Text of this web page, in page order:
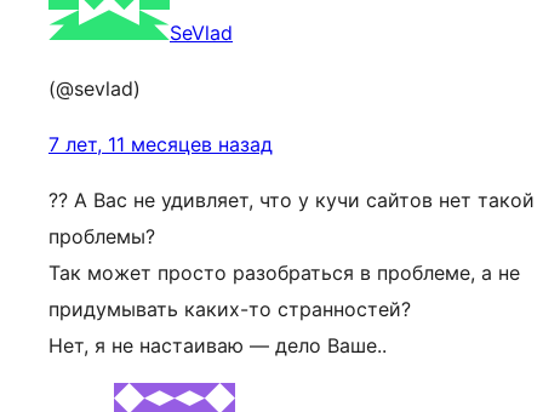
SeVlad
(@sevlad)
7 лет, 11 месяцев назад
?? А Вас не удивляет, что у кучи сайтов нет такой
проблемы?
Так может просто разобраться в проблеме, а не
придумывать каких-то странностей?
Нет, я не настаиваю — дело Ваше..